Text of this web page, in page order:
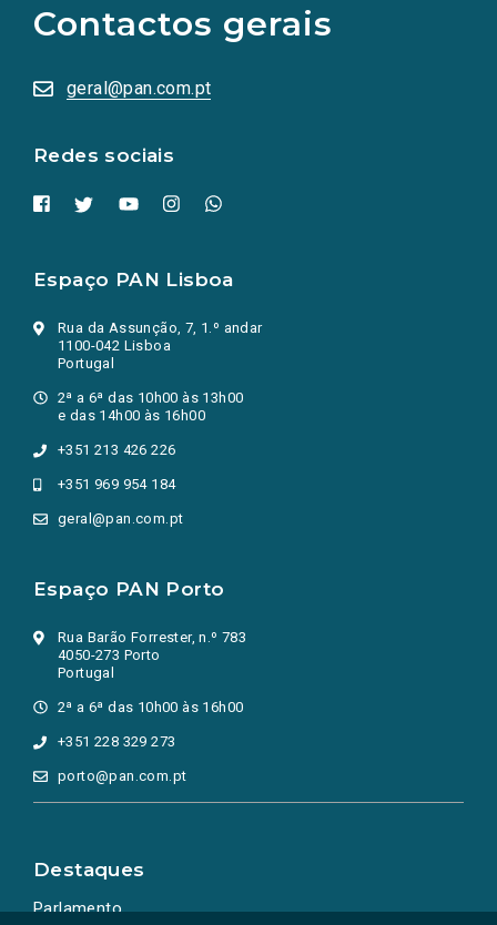
Contactos gerais
geral@pan.com.pt
Redes sociais
redes
sociais
numa
nova
Espaço PAN Lisboa
Rua da Assunção, 7, 1.º andar
1100-042 Lisboa
Portugal
2ª a 6ª das 10h00 às 13h00
e das 14h00 às 16h00
+351 213 426 226
+351 969 954 184
geral@pan.com.pt
Espaço PAN Porto
Rua Barão Forrester, n.º 783
4050-273 Porto
Portugal
2ª a 6ª das 10h00 às 16h00
+351 228 329 273
porto@pan.com.pt
Destaques
Parlamento